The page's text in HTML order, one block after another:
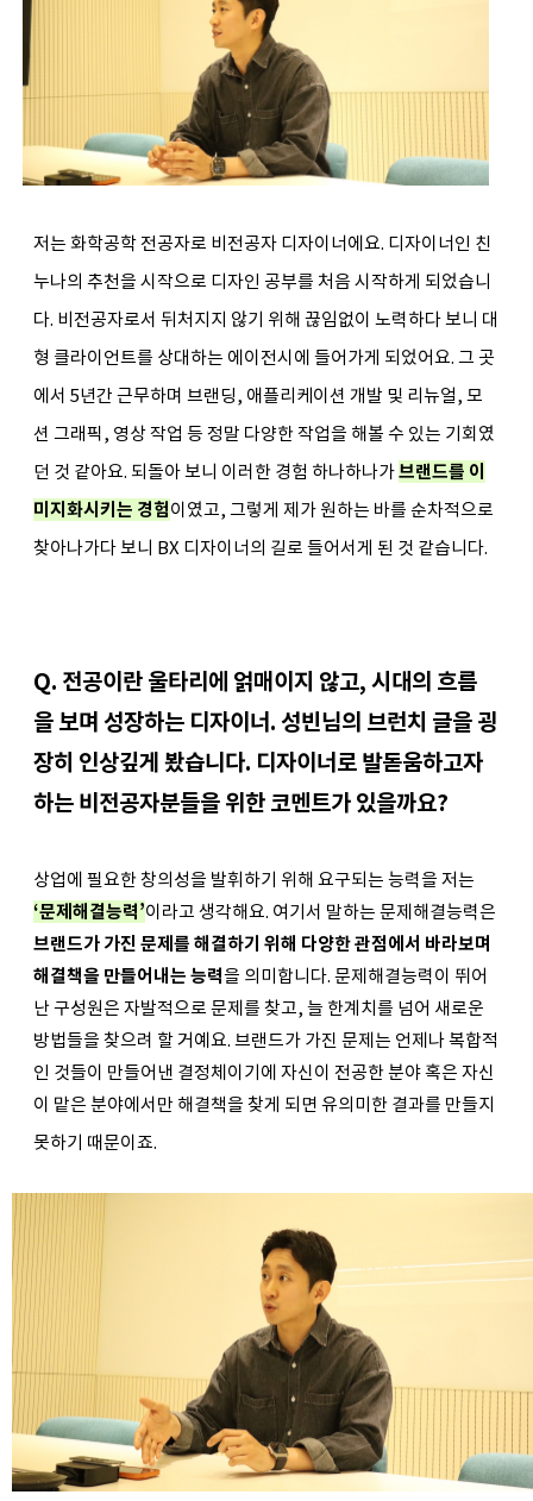
저는 화학공학 전공자로 비전공자 디자이너에요. 디자이너인 친
누나의 추천을 시작으로 디자인 공부를 처음 시작하게 되었습니
다. 비전공자로서 뒤처지지 않기 위해 끊임없이 노력하다 보니 대
형 클라이언트를 상대하는 에이전시에 들어가게 되었어요. 그 곳
에서 5년간 근무하며 브랜딩, 애플리케이션 개발 및 리뉴얼, 모
션 그래픽, 영상 작업 등 정말 다양한 작업을 해볼 수 있는 기회였
던 것 같아요. 되돌아 보니 이러한 경험 하나하나가 브랜드를 이
미지화시키는 경험이였고, 그렇게 제가 원하는 바를 순차적으로
찾아나가다 보니 BX 디자이너의 길로 들어서게 된 것 같습니다.
Q. 전공이란 울타리에 얽매이지 않고, 시대의 흐름
을 보며 성장하는 디자이너. 성빈님의 브런치 글을 굉
장히 인상깊게 봤습니다. 디자이너로 발돋움하고자
하는 비전공자분들을 위한 코멘트가 있을까요?
상업에 필요한 창의성을 발휘하기 위해 요구되는 능력을 저는
‘문제해결능력’이라고 생각해요. 여기서 말하는 문제해결능력은
브랜드가 가진 문제를 해결하기 위해 다양한 관점에서 바라보며
해결책을 만들어내는 능력을 의미합니다. 문제해결능력이 뛰어
난 구성원은 자발적으로 문제를 찾고, 늘 한계치를 넘어 새로운
방법들을 찾으려 할 거예요. 브랜드가 가진 문제는 언제나 복합적
인 것들이 만들어낸 결정체이기에 자신이 전공한 분야 혹은 자신
이 맡은 분야에서만 해결책을 찾게 되면 유의미한 결과를 만들지
못하기 때문이죠.